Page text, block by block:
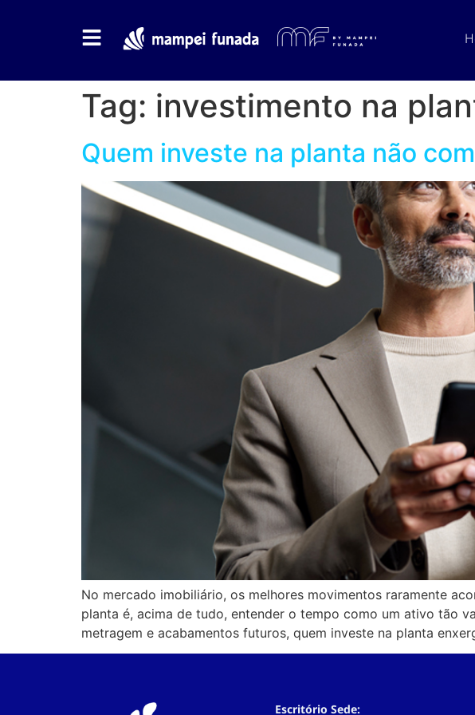
Tag: investimento na
Quem investe na planta não
No mercado imobiliário, os melhores movimentos raramente
planta é, acima de tudo, entender o tempo como um ativo tão
metragem e acabamentos futuros, quem investe na planta
Escritório Sede: